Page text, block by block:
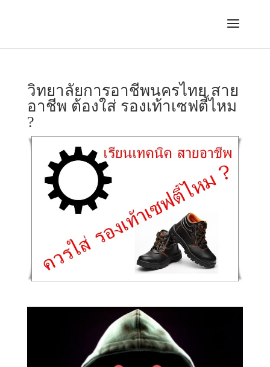
วิทยาลัยการอาชีพนครไทย สาย
อาชีพ ต้องใส่ รองเท้าเซฟตี้ไหม
?